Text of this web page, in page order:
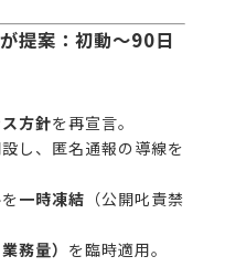
提案：初動〜90日
方針を再宣言。
し、匿名通報の導線を
一時凍結 （公開叱責禁
務量） を臨時適用。